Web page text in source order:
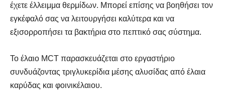
έχετε έλλειμμα θερμίδων. Μπορεί επίσης να βοηθήσει τον
εγκέφαλό σας να λειτουργήσει καλύτερα και να
εξισορροπήσει τα βακτήρια στο πεπτικό σας σύστημα.
Το έλαιο MCT παρασκευάζεται στο εργαστήριο
συνδυάζοντας τριγλυκερίδια μέσης αλυσίδας από έλαια
καρύδας και φοινικέλαιου.